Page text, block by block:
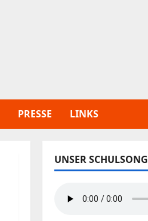
PRESSE LINKS
UNSER SCHULSONG